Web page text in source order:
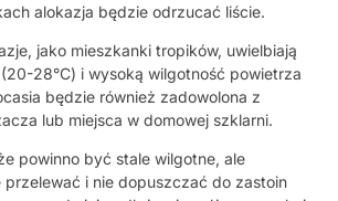
alokazja będzie odrzucać liście.
jako mieszkanki tropików, uwielbiają
28°C) i wysoką wilgotność powietrza
będzie również zadowolona z
lub miejsca w domowej szklarni.
powinno być stale wilgotne, ale
przelewać i nie dopuszczać do zastoin